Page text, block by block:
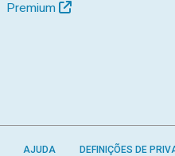
Premium
AJUDA DEFINIÇÕES DE